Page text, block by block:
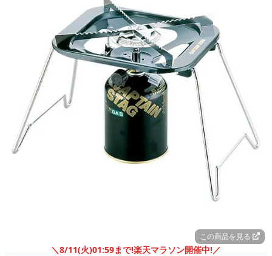
この商品を見る
＼8/11(火)01:59まで!楽天マラソン開催中!／